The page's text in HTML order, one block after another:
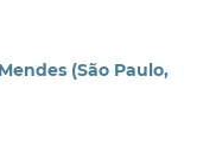
(São Paulo,